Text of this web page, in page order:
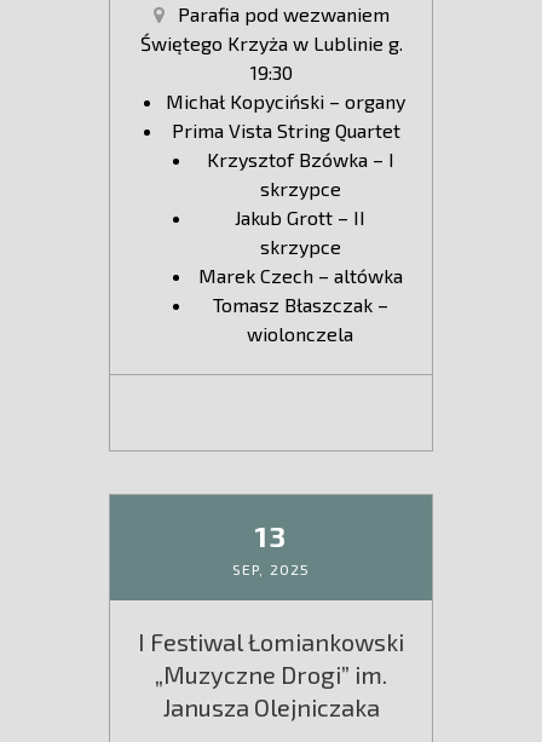
Parafia pod wezwaniem
Świętego Krzyża w Lublinie g.
19:30
Michał Kopyciński – organy
Prima Vista String Quartet
Krzysztof Bzówka – I
skrzypce
Jakub Grott – II
skrzypce
Marek Czech – altówka
Tomasz Błaszczak –
wiolonczela
13
SEP, 2025
I Festiwal Łomiankowski
„Muzyczne Drogi” im.
Janusza Olejniczaka